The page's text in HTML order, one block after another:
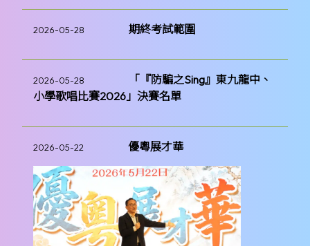
2026-05-28 期終考試範圍
2026-05-28
「『防騙之Sing』東九龍中、
小學歌唱比賽2026」決賽名單
2026-05-22 優粵展才華